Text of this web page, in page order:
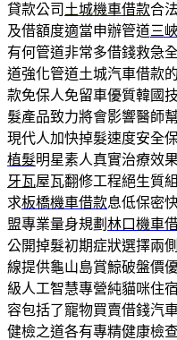
貸款公司 土城機車借款合
及借額度適當申辦管道三
有何管道非常多借錢救急
道強化管道土城汽車借款
款免保人免留車優質韓國
髮產品致力將會影響醫師
現代人加快掉髮速度安全
植髮明星素人真實治療效
牙瓦屋瓦翻修工程絕生質
求板橋機車借款息低保密
盟專業量身規劃 林口機車
公開掉髮初期症狀選擇兩側
線提供龜山島賞鯨破盤價
級人工智慧專營純貓咪住
容包括了寵物買賣借錢汽
健檢之道各有專精健康檢